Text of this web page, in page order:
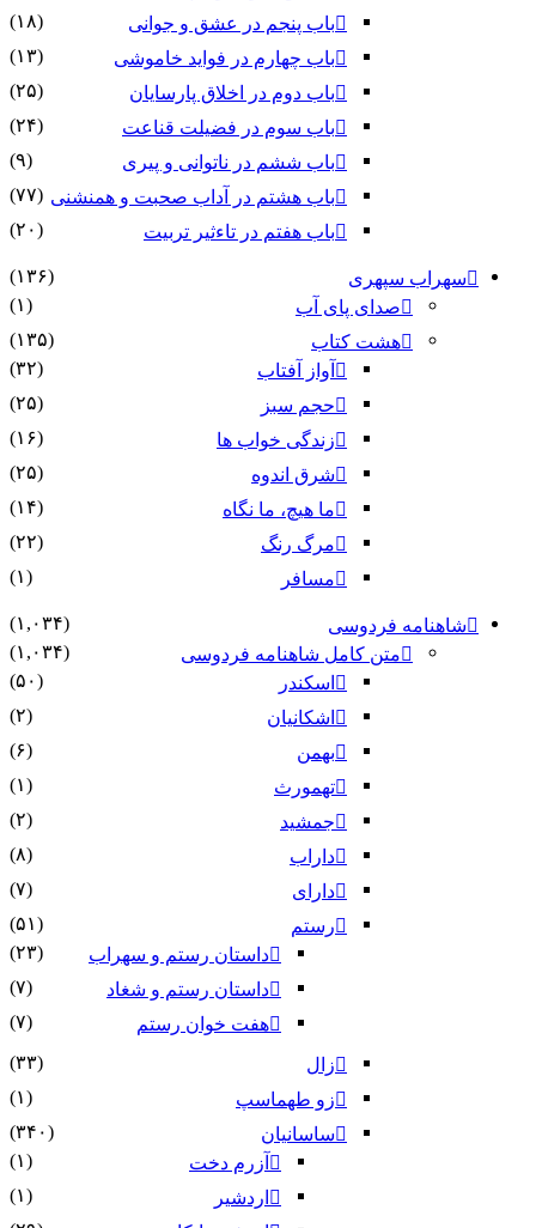
باب پنجم در عشق و جوانى
(۱۸)
باب چهارم در فواید خاموشى
(۱۳)
باب دوم در اخلاق پارسایان
(۲۵)
باب سوم در فضیلت قناعت
(۲۴)
باب ششم در ناتوانى و پیرى
(۹)
باب هشتم در آداب صحبت و همنشنى (۷۷)
باب هفتم در تاءثیر تربیت
(۲۰)
سهراب سپهری
(۱۳۶)
صدای پای آب
(۱)
هشت کتاب
(۱۳۵)
آواز آفتاب
(۳۲)
حجم سبز
(۲۵)
زندگی خواب ها
(۱۶)
شرق اندوه
(۲۵)
ما هیچ، ما نگاه
(۱۴)
مرگ رنگ
(۲۲)
مسافر
(۱)
شاهنامه فردوسی
(۱,۰۳۴)
متن کامل شاهنامه فردوسی
(۱,۰۳۴)
اسکندر
(۵۰)
اشکانیان
(۲)
بهمن
(۶)
تهمورث
(۱)
جمشید
(۲)
داراب
(۸)
دارای
(۷)
رستم
(۵۱)
داستان رستم و سهراب
(۲۳)
داستان رستم و شغاد
(۷)
هفت خوان رستم‏
(۷)
زال
(۳۳)
زو طهماسپ‏
(۱)
ساسانیان
(۳۴۰)
آزرم دخت
(۱)
اردشیر
(۱)